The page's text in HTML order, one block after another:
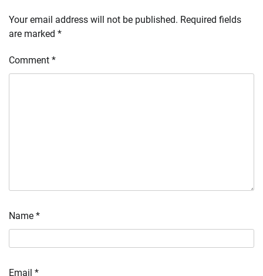
Your email address will not be published. Required fields
are marked *
Comment *
Name *
Email *